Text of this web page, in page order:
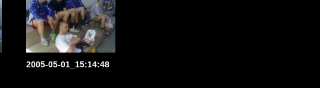
2005-05-01_15:14:48